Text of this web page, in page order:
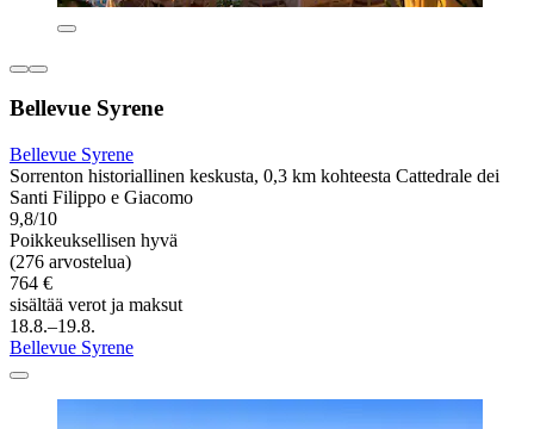
Bellevue Syrene
Bellevue Syrene
Sorrenton historiallinen keskusta, 0,3 km kohteesta Cattedrale dei
Santi Filippo e Giacomo
9,8/10
Poikkeuksellisen hyvä
(276 arvostelua)
764 €
sisältää verot ja maksut
18.8.–19.8.
Bellevue Syrene